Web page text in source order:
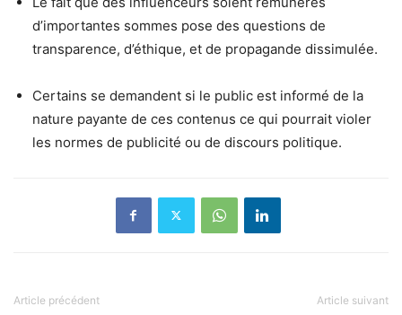
d’importantes sommes pose des questions de
transparence, d’éthique, et de propagande dissimulée.
Certains se demandent si le public est informé de la
nature payante de ces contenus ce qui pourrait violer
les normes de publicité ou de discours politique.
Article précédent Article suivant